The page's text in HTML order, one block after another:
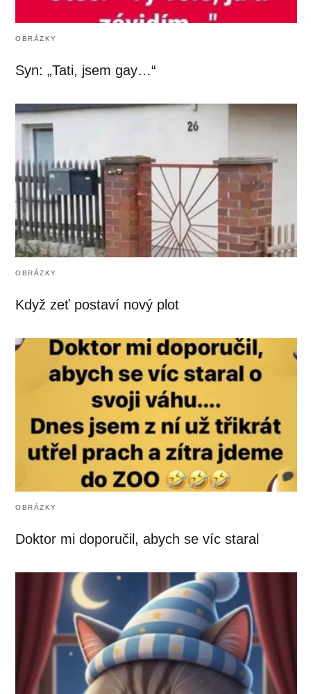
OBRÁZKY
Syn: „Tati, jsem gay…“
OBRÁZKY
Když zeť postaví nový plot
OBRÁZKY
Doktor mi doporučil, abych se víc staral